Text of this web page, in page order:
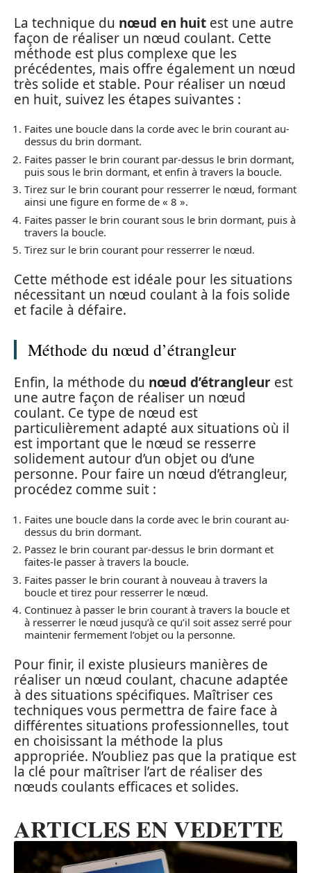
La technique du nœud en huit est une autre
façon de réaliser un nœud coulant. Cette
méthode est plus complexe que les
précédentes, mais offre également un nœud
très solide et stable. Pour réaliser un nœud
en huit, suivez les étapes suivantes :
Faites une boucle dans la corde avec le brin courant au-
dessus du brin dormant.
Faites passer le brin courant par-dessus le brin dormant,
puis sous le brin dormant, et enfin à travers la boucle.
Tirez sur le brin courant pour resserrer le nœud, formant
ainsi une figure en forme de « 8 ».
Faites passer le brin courant sous le brin dormant, puis à
travers la boucle.
Tirez sur le brin courant pour resserrer le nœud.
Cette méthode est idéale pour les situations
nécessitant un nœud coulant à la fois solide
et facile à défaire.
Méthode du nœud d’étrangleur
Enfin, la méthode du nœud d’étrangleur est
une autre façon de réaliser un nœud
coulant. Ce type de nœud est
particulièrement adapté aux situations où il
est important que le nœud se resserre
solidement autour d’un objet ou d’une
personne. Pour faire un nœud d’étrangleur,
procédez comme suit :
Faites une boucle dans la corde avec le brin courant au-
dessus du brin dormant.
Passez le brin courant par-dessus le brin dormant et
faites-le passer à travers la boucle.
Faites passer le brin courant à nouveau à travers la
boucle et tirez pour resserrer le nœud.
Continuez à passer le brin courant à travers la boucle et
à resserrer le nœud jusqu’à ce qu’il soit assez serré pour
maintenir fermement l’objet ou la personne.
Pour finir, il existe plusieurs manières de
réaliser un nœud coulant, chacune adaptée
à des situations spécifiques. Maîtriser ces
techniques vous permettra de faire face à
différentes situations professionnelles, tout
en choisissant la méthode la plus
appropriée. N’oubliez pas que la pratique est
la clé pour maîtriser l’art de réaliser des
nœuds coulants efficaces et solides.
ARTICLES EN VEDETTE